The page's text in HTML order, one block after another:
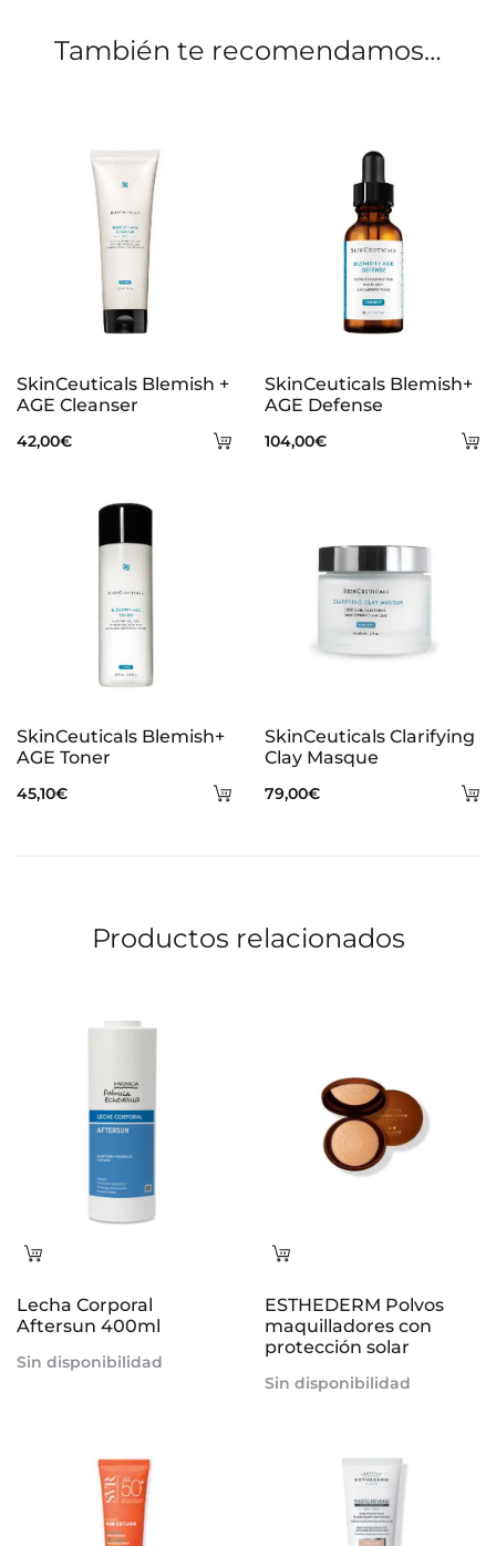
También te recomendamos…
Añadir
SkinCeuticals Blemish +
AGE Cleanser
42,00€
SkinCeuticals Blemish+
AGE Defense
104,00€
Añadir
SkinCeuticals Blemish+
AGE Toner
45,10€
SkinCeuticals Clarifying
Clay Masque
79,00€
Productos relacionados
Leer
Lecha Corporal
Aftersun 400ml
Sin disponibilidad
Leer
ESTHEDERM Polvos
maquilladores con
protección solar
Sin disponibilidad